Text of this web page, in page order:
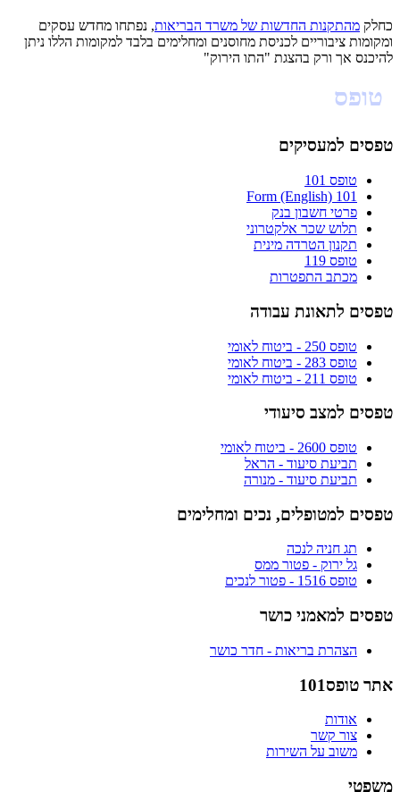
כחלק מהתקנות החדשות של משרד הבריאות, נפתחו מחדש עסקים
ומקומות ציבוריים לכניסת מחוסנים ומחלימים בלבד למקומות הללו ניתן
להיכנס אך ורק בהצגת "התו הירוק"
טופס
טפסים למעסיקים
טופס 101
101 Form (English)
פרטי חשבון בנק
תלוש שכר אלקטרוני
תקנון הטרדה מינית
טופס 119
מכתב התפטרות
טפסים לתאונת עבודה
טופס 250 - ביטוח לאומי
טופס 283 - ביטוח לאומי
טופס 211 - ביטוח לאומי
טפסים למצב סיעודי
טופס 2600 - ביטוח לאומי
תביעת סיעוד - הראל
תביעת סיעוד - מנורה
טפסים למטופלים, נכים ומחלימים
תג חניה לנכה
גל ירוק - פטור ממס
טופס 1516 - פטור לנכים
טפסים למאמני כושר
הצהרת בריאות - חדר כושר
אתר טופס101
אודות
צור קשר
משוב על השירות
משפטי